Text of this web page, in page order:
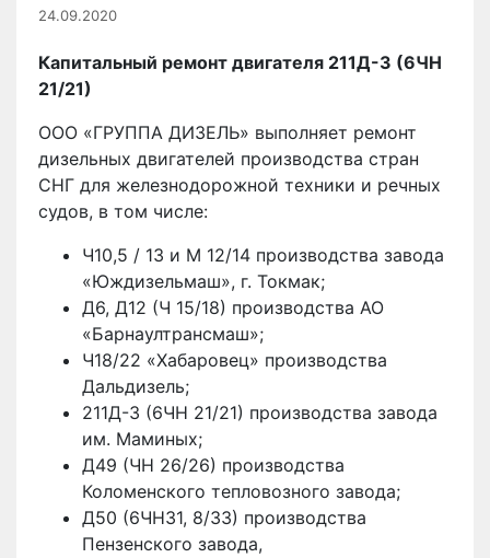
24.09.2020
Капитальный ремонт двигателя 211Д-3 (6ЧН
21/21)
ООО «ГРУППА ДИЗЕЛЬ» выполняет ремонт
дизельных двигателей производства стран
СНГ для железнодорожной техники и речных
судов, в том числе:
Ч10,5 / 13 и М 12/14 производства завода
«Юждизельмаш», г. Токмак;
Д6, Д12 (Ч 15/18) производства АО
«Барнаултрансмаш»;
Ч18/22 «Хабаровец» производства
Дальдизель;
211Д-3 (6ЧН 21/21) производства завода
им. Маминых;
Д49 (ЧН 26/26) производства
Коломенского тепловозного завода;
Д50 (6ЧН31, 8/33) производства
Пензенского завода,